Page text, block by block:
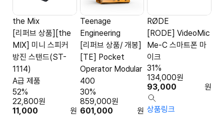
the Mix
[리퍼브 상품][the
MIX] 미니 스피커
방진 스탠드(ST-
1114)
A급 제품
11,000 원
22,800원
52%
Teenage
Engineering
[리퍼브 상품/ 개봉]
[TE] Pocket
Operator Modular
400
601,000 원
859,000원
30%
RØDE
[RODE] VideoMic
Me-C 스마트폰 마
이크
93,000 원
134,000원
31%
상품링크